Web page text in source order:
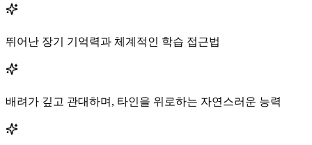
뛰어난 장기 기억력과 체계적인 학습 접근법
배려가 깊고 관대하며, 타인을 위로하는 자연스러운 능력